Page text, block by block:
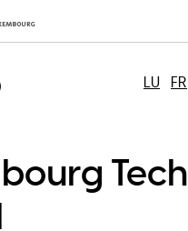
LU
FR
Tech